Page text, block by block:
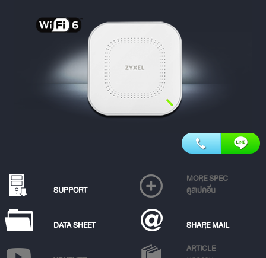
SUPPORT
MORE SPEC
ดูสเปคอื่น
DATA SHEET SHARE MAIL
ARTICLE